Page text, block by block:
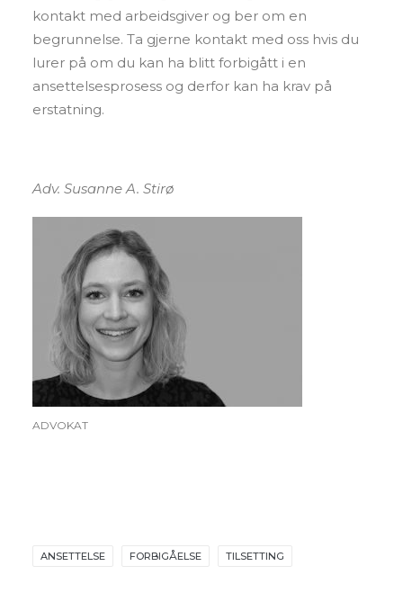
kontakt med arbeidsgiver og ber om en
begrunnelse. Ta gjerne kontakt med oss hvis du
lurer på om du kan ha blitt forbigått i en
ansettelsesprosess og derfor kan ha krav på
erstatning.
Adv. Susanne A. Stirø
ADVOKAT
ANSETTELSE FORBIGÅELSE TILSETTING